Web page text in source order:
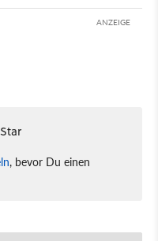
ANZEIGE
, bevor Du einen